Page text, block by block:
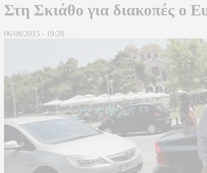
Στη Σκιάθο για διακοπές ο
06/08/2015 - 19:28